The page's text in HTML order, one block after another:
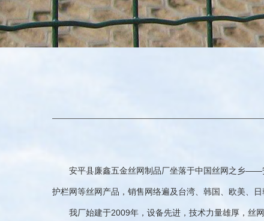
安平县廉鑫五金丝网制品厂坐落于中国丝网之乡——
护栏网等丝网产品，销售网络遍及台湾、韩国、欧美、日
我厂始建于2009年，设备先进，技术力量雄厚，丝